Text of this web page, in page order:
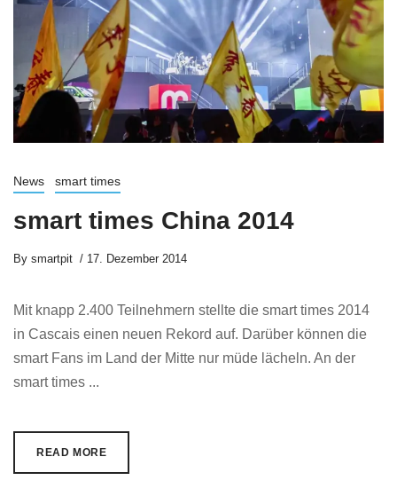
News smart times
smart times China 2014
By smartpit 17. Dezember 2014
Mit knapp 2.400 Teilnehmern stellte die smart times 2014
in Cascais einen neuen Rekord auf. Darüber können die
smart Fans im Land der Mitte nur müde lächeln. An der
smart times ...
READ MORE